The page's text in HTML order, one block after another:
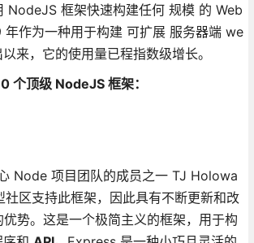
NodeJS 框架快速构建任何 规模 的 Web
作为一种用于构建 可扩展 服务器端 we
来，它的使用量已程指数级增长。
个顶级 NodeJS 框架：
Node 项目团队的成员之一 TJ Holowa
区支持此框架，因此具有不断更新和改
势。这是一个极简主义的框架，用于构